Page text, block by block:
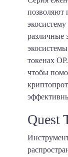
позволяют
различные
токенах
чтобы
Quest